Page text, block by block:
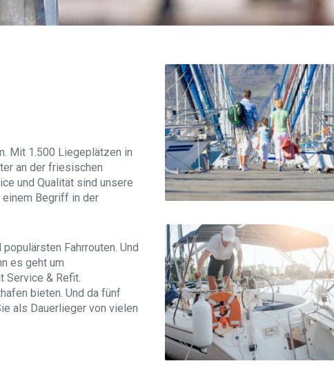
Mit 1.500 Liegeplätzen in
an der friesischen
und Qualität sind unsere
Begriff in der
Fahrrouten. Und
es geht um
Service & Refit.
bieten. Und da fünf
als Dauerlieger von vielen